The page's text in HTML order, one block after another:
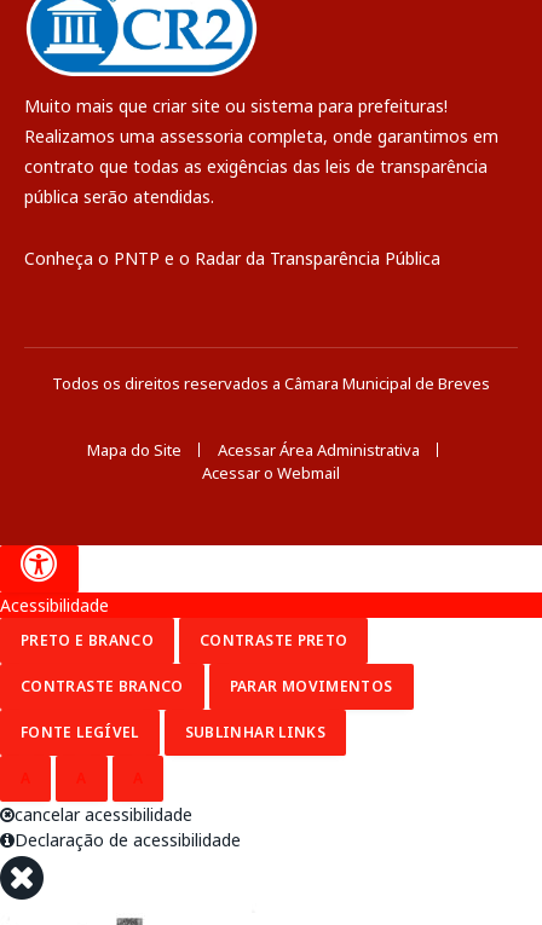
Muito mais que criar site ou sistema para prefeituras!
Realizamos uma assessoria completa, onde garantimos em
contrato que todas as exigências das leis de transparência
pública serão atendidas.
Conheça o PNTP e o Radar da Transparência Pública
Todos os direitos reservados a Câmara Municipal de Breves
Mapa do Site
Acessar Área Administrativa
Acessar o Webmail
Acessibilidade
PRETO E BRANCO CONTRASTE PRETO
CONTRASTE BRANCO PARAR MOVIMENTOS
FONTE LEGÍVEL SUBLINHAR LINKS
cancelar acessibilidade
Declaração de acessibilidade